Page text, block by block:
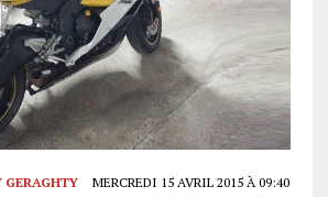
GERAGHTY MERCREDI 15 AVRIL 2015 À 09:40